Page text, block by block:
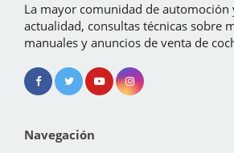
La mayor comunidad de
actualidad, consultas técnicas sobre
manuales y anuncios de venta de
Navegación